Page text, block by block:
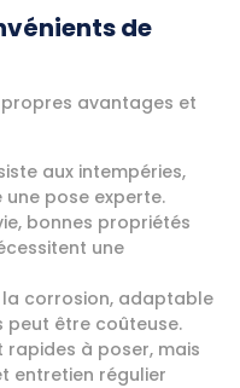
de
avantages et
aux intempéries,
pose experte.
bonnes propriétés
une
la corrosion, adaptable
peut être coûteuse.
rapides à poser, mais
entretien régulier